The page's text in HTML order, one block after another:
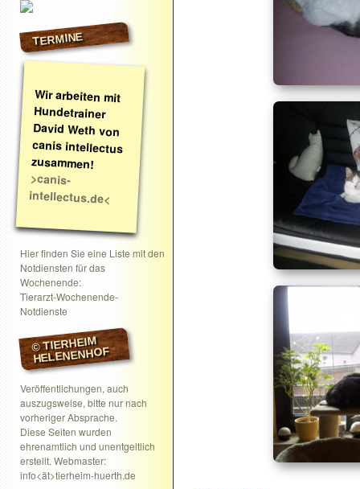
TERMINE
Wir arbeiten mit
Hundetrainer
David Weth von
canis intellectus
zusammen!
>canis-
intellectus.de<
Hier finden Sie eine Liste mit den
Notdiensten für das
Wochenende:
Tierarzt-Wochenende-
Notdienste
© TIERHEIM
HELENENHOF
Veröffentlichungen, auch
auszugsweise, bitte nur nach
vorheriger Absprache.
Diese Seiten wurden
ehrenamtlich und unentgeltlich
erstellt. Webmaster:
info<ät>tierheim-huerth.de